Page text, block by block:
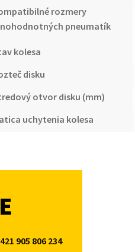
rozmery
pneumatík
kolesa
disku
otvor disku (mm)
uchytenia kolesa
905 806 234